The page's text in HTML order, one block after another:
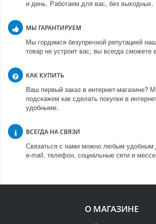
и день. Работаем для вас, без выходных.
МЫ ГАРАНТИРУЕМ
Мы гордимся безупречной репутацией
товар не устроит вас, вы всегда сможете
КАК КУПИТЬ
Ваш первый заказ в интернет-магазине?
подскажем как сделать покупки в
удобными.
ВСЕГДА НА СВЯЗИ
Связаться с нами можно любым удобным
e-mail, телефон, социальные сети и
О МАГАЗИНЕ